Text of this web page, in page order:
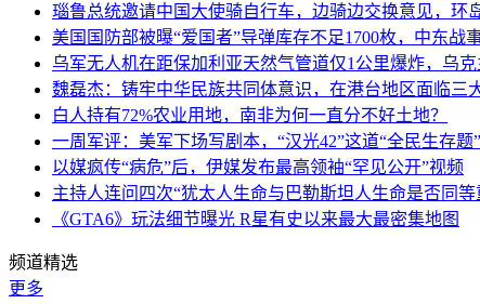
瑙鲁总统邀请中国大使骑自行车，边骑边交换意见，环
美国国防部被曝“爱国者”导弹库存不足1700枚，中东战
乌军无人机在距保加利亚天然气管道仅1公里爆炸，乌
魏磊杰：铸牢中华民族共同体意识，在港台地区面临三
白人持有72%农业用地，南非为何一直分不好土地？
一周军评：美军下场写剧本，“汉光42”这道“全民生存题
以媒疯传“病危”后，伊媒发布最高领袖“罕见公开”视频
主持人连问四次“犹太人生命与巴勒斯坦人生命是否同
《GTA6》玩法细节曝光 R星有史以来最大最密集地图
频道精选
更多